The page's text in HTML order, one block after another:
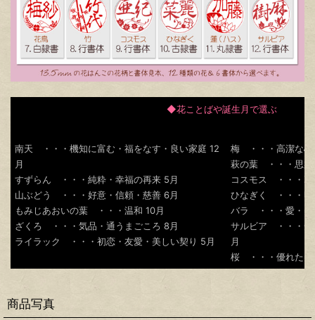
◆花ことばや誕生月で選ぶ
南天 ・・・機知に富む・福をなす・良い家庭 12
月
すずらん ・・・純粋・幸福の再来 5月
山ぶどう ・・・好意・信頼・慈善 6月
もみじあおいの葉 ・・・温和 10月
ざくろ ・・・気品・通うまごころ 8月
ライラック ・・・初恋・友愛・美しい契り 5月
梅 ・・・高潔な心
萩の葉 ・・・思案
コスモス ・・・乙
ひなぎく ・・・明
バラ ・・・愛・美
サルビア ・・・知
月
桜 ・・・優れた美
商品写真